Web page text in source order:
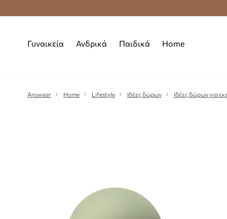
Δωρεάν
Γυναικεία Ανδρικά Παιδικά Home
Answear Home Lifestyle Ιδέες δώρων Ιδέες δώρων για